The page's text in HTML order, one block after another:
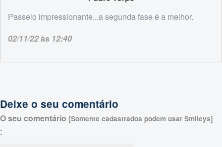
Passeio impressionante...a segunda fase é a melhor.
02/11/22às 12:40
Deixe o seu comentário
O seu comentário [Somente cadastrados podem usar Smileys]
: